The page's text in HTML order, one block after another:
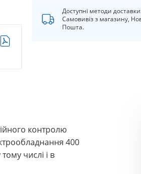
Доступні методи
Самовивіз з магазину,
Пошта.
контролю
400
числі і в